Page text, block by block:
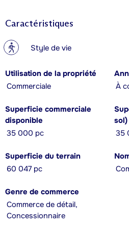
Caractéristiques
? Style de vie
Utilisation de la propriété
Commerciale
À
Superficie commerciale
disponible
35 000 pc
sol)
35
Superficie du terrain
60 047 pc
Genre de commerce
Commerce de détail,
Concessionnaire